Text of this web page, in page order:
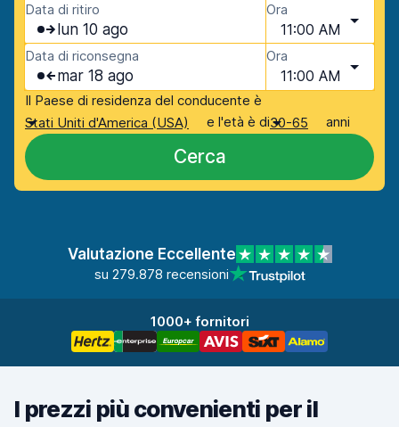
Data di ritiro
lun 10 ago
Ora
11:00 AM
Data di riconsegna
mar 18 ago
Ora
11:00 AM
Il Paese di residenza del conducente è
Stati Uniti d'America (USA)
e l'età è di30-65 anni
Cerca
Valutazione Eccellente
su 279.878 recensioni
1000+ fornitori
I prezzi più convenienti per il